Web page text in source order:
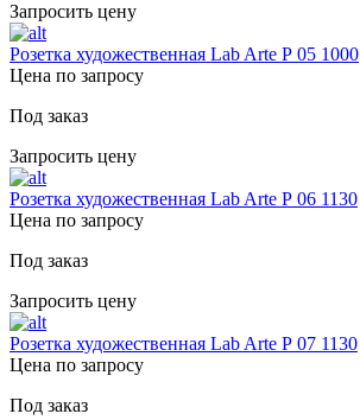
Запросить цену
Розетка художественная Lab Arte Р 05 1000
Цена по запросу
Под заказ
Запросить цену
Розетка художественная Lab Arte Р 06 1130
Цена по запросу
Под заказ
Запросить цену
Розетка художественная Lab Arte Р 07 1130
Цена по запросу
Под заказ